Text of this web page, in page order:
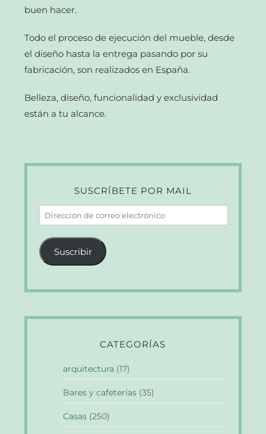
buen hacer.
Todo el proceso de ejecución del mueble, desde
el diseño hasta la entrega pasando por su
fabricación, son realizados en España.
Belleza, diseño, funcionalidad y exclusividad
están a tu alcance.
SUSCRÍBETE POR MAIL
Dirección
de
correo
electrónico
Suscribir
CATEGORÍAS
arquitectura (17)
Bares y cafeterías (35)
Casas (250)